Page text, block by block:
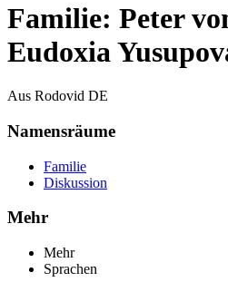
Familie: Peter
Eudoxia
Aus Rodovid DE
Namensräume
Familie
Diskussion
Mehr
Mehr
Sprachen